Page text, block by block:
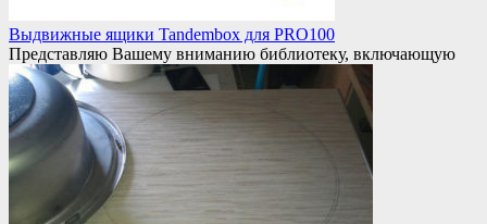
Выдвижные ящики Tandembox для PRO100
Представляю Вашему вниманию библиотеку, включающую